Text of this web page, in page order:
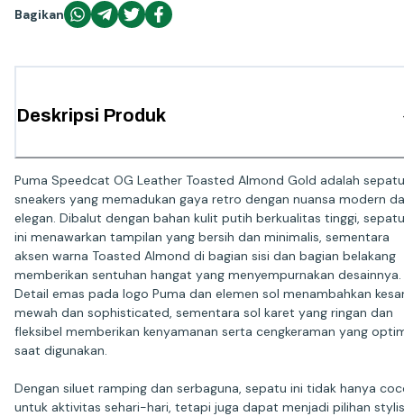
Bagikan
Deskripsi Produk
Puma Speedcat OG Leather Toasted Almond Gold adalah sepatu
sneakers yang memadukan gaya retro dengan nuansa modern
elegan. Dibalut dengan bahan kulit putih berkualitas tinggi, sepatu
ini menawarkan tampilan yang bersih dan minimalis, sementara
aksen warna Toasted Almond di bagian sisi dan bagian belakang
memberikan sentuhan hangat yang menyempurnakan desainnya.
Detail emas pada logo Puma dan elemen sol menambahkan
mewah dan sophisticated, sementara sol karet yang ringan dan
fleksibel memberikan kenyamanan serta cengkeraman yang
saat digunakan.
Dengan siluet ramping dan serbaguna, sepatu ini tidak hanya
untuk aktivitas sehari-hari, tetapi juga dapat menjadi pilihan